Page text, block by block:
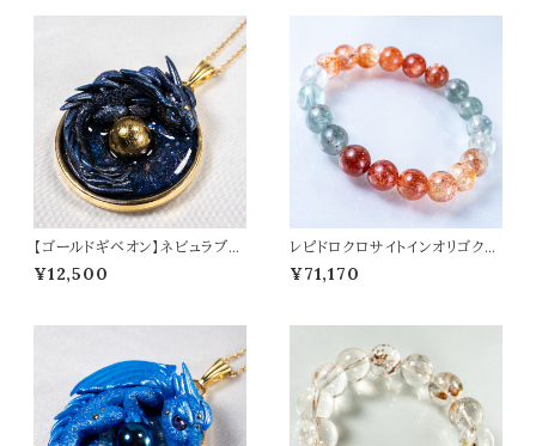
【ゴールドギベオン】ネビュラブル
ードラゴン ペンダントトップ オリ
ジナルアクセサリー 天然石 パワ
¥12,500
レピドロクロサイトインオリゴクレ
ース 10mm ブレスレット パワー
ストーン 天然石 t0467
¥71,170